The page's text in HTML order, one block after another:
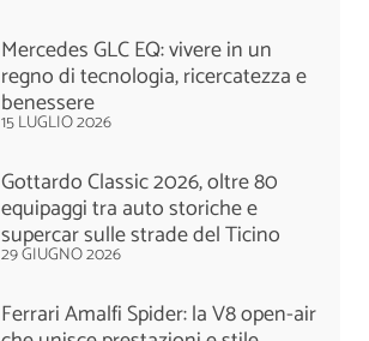
Mercedes GLC EQ: vivere in un
regno di tecnologia, ricercatezza e
benessere
15 LUGLIO 2026
Gottardo Classic 2026, oltre 80
equipaggi tra auto storiche e
supercar sulle strade del Ticino
29 GIUGNO 2026
Ferrari Amalfi Spider: la V8 open-air